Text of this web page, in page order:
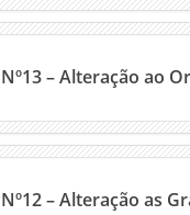
Nº13 – Alteração ao
Nº12 – Alteração as